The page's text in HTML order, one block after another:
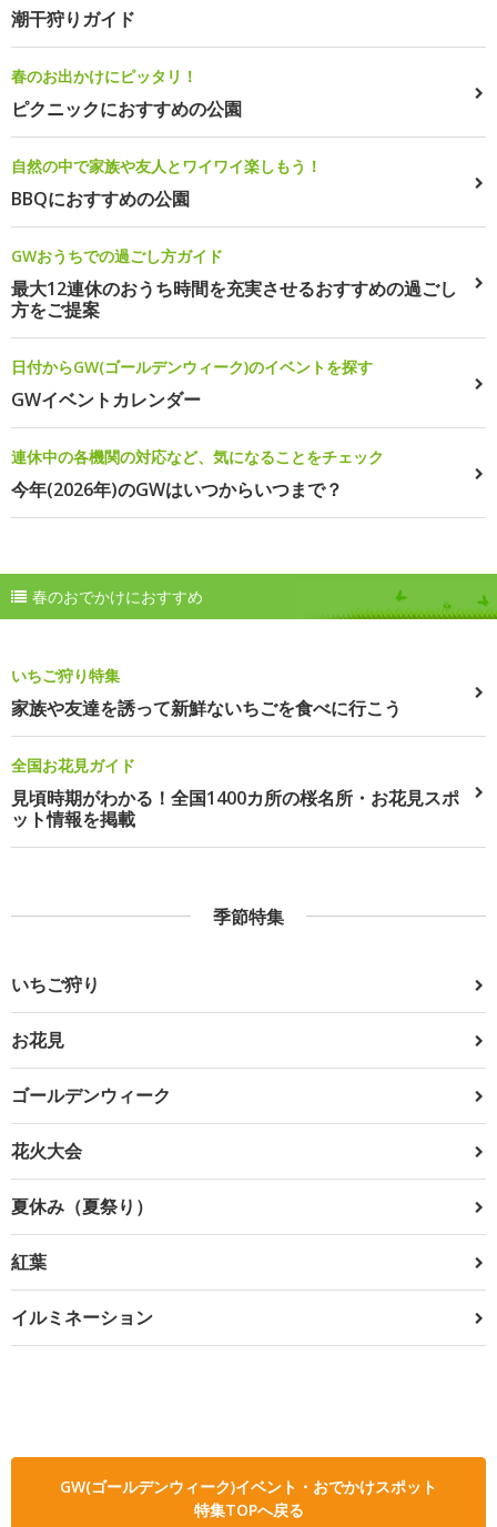
潮干狩りガイド
春のお出かけにピッタリ！
ピクニックにおすすめの公園
自然の中で家族や友人とワイワイ楽しもう！
BBQにおすすめの公園
GWおうちでの過ごし方ガイド
最大12連休のおうち時間を充実させるおすすめの過ごし
方をご提案
日付からGW(ゴールデンウィーク)のイベントを探す
GWイベントカレンダー
連休中の各機関の対応など、気になることをチェック
今年(2026年)のGWはいつからいつまで？
春のおでかけにおすすめ
いちご狩り特集
家族や友達を誘って新鮮ないちごを食べに行こう
全国お花見ガイド
見頃時期がわかる！全国1400カ所の桜名所・お花見スポ
ット情報を掲載
季節特集
いちご狩り
お花見
ゴールデンウィーク
花火大会
夏休み（夏祭り）
紅葉
イルミネーション
GW(ゴールデンウィーク)イベント・おでかけスポット
特集TOPへ戻る